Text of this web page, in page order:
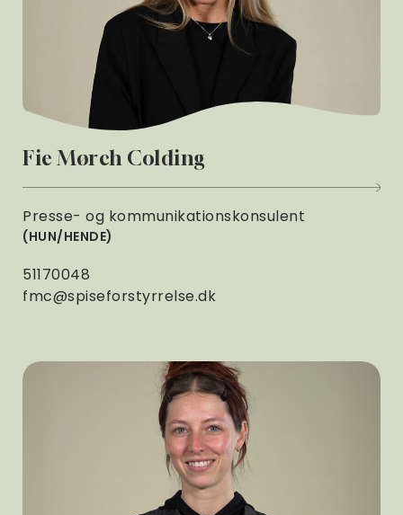
Fie Mørch Colding
Presse- og kommunikationskonsulent
HUN/HENDE
51170048
fmc@spiseforstyrrelse.dk